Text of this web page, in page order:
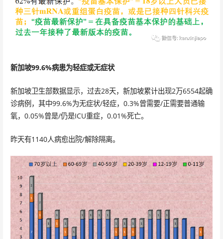
新加坡99.6%病患为轻症或无症状
新加坡卫生部数据显示，过去28天，新加坡累计出现2万6554起确
诊病例，其中99.6%为无症状/轻症，0.3%曾需要/正需要普通输
氧，0.05%曾是/仍是ICU重症，0.01%死亡。
昨天有1140人病愈出院/解除隔离。